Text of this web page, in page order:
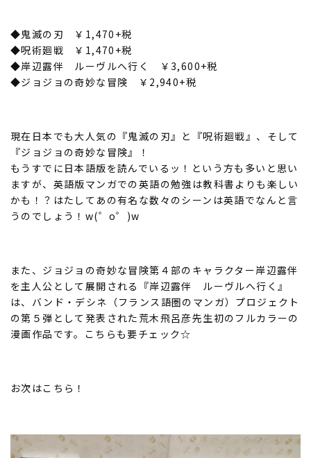
◆鬼滅の刃 ￥1,470+税
◆呪術廻戦 ￥1,470+税
◆岸辺露伴 ルーヴルへ行く ￥3,600+税
◆ジョジョの奇妙な冒険 ￥2,940+税
現在日本でも大人気の『鬼滅の刃』と『呪術廻戦』、そして
『ジョジョの奇妙な冒険』！
もうすでに日本語版を読んでいるッ！という方も多いと思い
ますが、英語版マンガでの英語の勉強は教科書よりも楽しい
かも！？はたしてあの有名な数々のシーンは英語でなんと言
うのでしょう！w(゜o゜)w
また、ジョジョの奇妙な冒険第４部のキャラクター岸辺露伴
を主人公として展開される『岸辺露伴 ルーヴルへ行く』
は、バンド・デシネ（フランス語圏のマンガ）プロジェクト
の第５弾として発表された荒木飛呂彦先生初のフルカラーの
漫画作品です。こちらも要チェック☆
お次はこちら！